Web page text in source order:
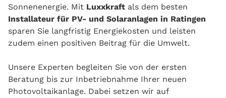
Sonnenenergie. Mit Luxxkraft als dem besten
Installateur für PV- und Solaranlagen in Ratingen
sparen Sie langfristig Energiekosten und leisten
zudem einen positiven Beitrag für die Umwelt.
Unsere Experten begleiten Sie von der ersten
Beratung bis zur Inbetriebnahme Ihrer neuen
Photovoltaikanlage. Dabei setzen wir auf